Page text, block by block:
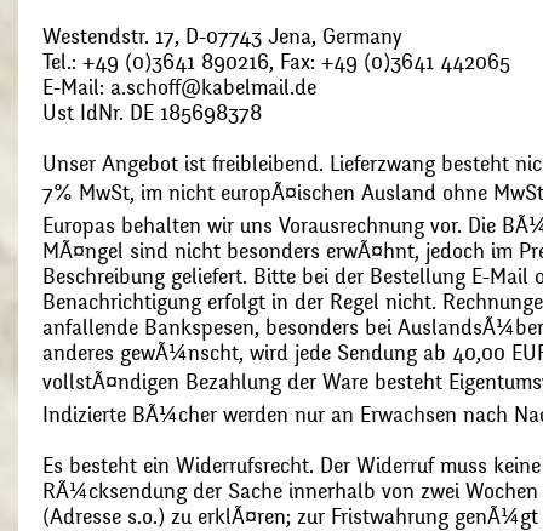
Westendstr. 17, D-07743 Jena, Germany
Tel.: +49 (0)3641 890216, Fax: +49 (0)3641 442065
E-Mail: a.schoff@kabelmail.de
Ust IdNr. DE 185698378
Unser Angebot ist freibleibend. Lieferzwang besteht
7% MwSt, im nicht europÃ¤ischen Ausland ohne
Europas behalten wir uns Vorausrechnung vor. Die
MÃ¤ngel sind nicht besonders erwÃ¤hnt, jedoch im
Beschreibung geliefert. Bitte bei der Bestellung E-Mail
Benachrichtigung erfolgt in der Regel nicht.
anfallende Bankspesen, besonders bei
anderes gewÃ¼nscht, wird jede Sendung ab 40,00
vollstÃ¤ndigen Bezahlung der Ware besteht
Indizierte BÃ¼cher werden nur an Erwachsen nach
Es besteht ein Widerrufsrecht. Der Widerruf muss
RÃ¼cksendung der Sache innerhalb von zwei
(Adresse s.o.) zu erklÃ¤ren; zur Fristwahrung